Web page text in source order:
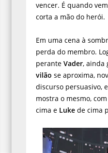
vencer. É quando
corta a mão do herói.
Em uma cena à
perda do membro.
perante Vader, ainda
vilão se aproxima,
discurso persuasivo,
mostra o mesmo,
cima e Luke de cima